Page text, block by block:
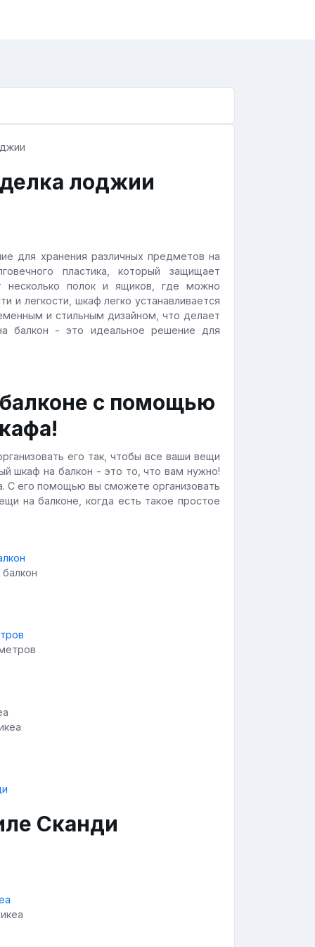
лоджии
для хранения различных предметов на
пластика, который защищает
полок и ящиков, где можно
и легкости, шкаф легко устанавливается
и стильным дизайном, что делает
балкон - это идеальное решение для
балконе с помощью
его так, чтобы все ваши вещи
шкаф на балкон - это то, что вам нужно!
С его помощью вы сможете организовать
на балконе, когда есть такое простое
Сканди